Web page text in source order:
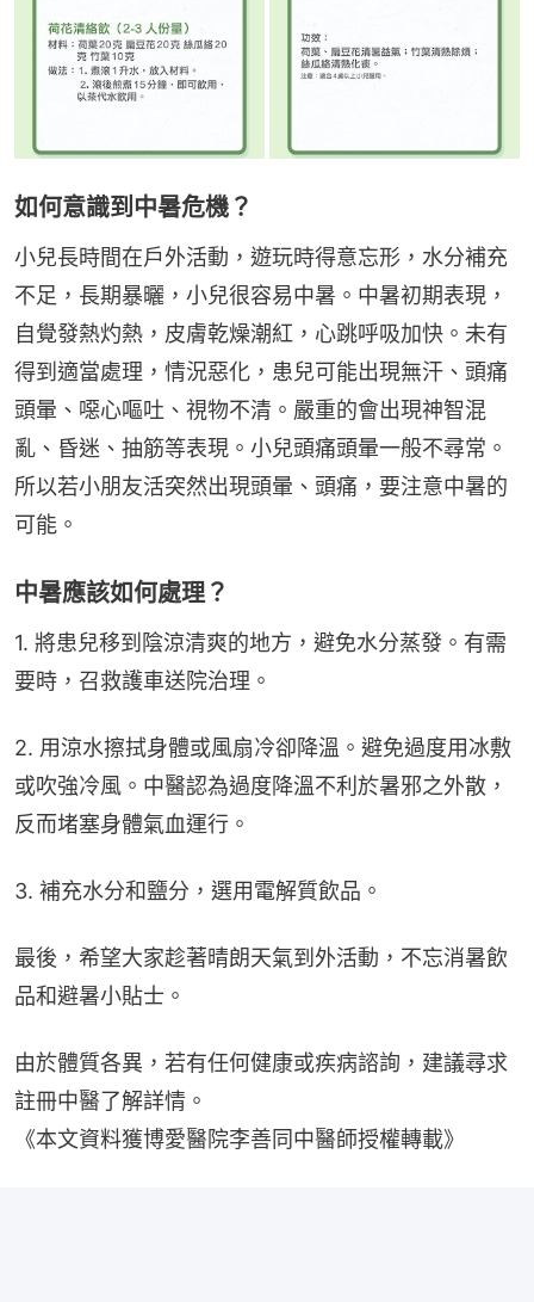
如何意識到中暑危機？
小兒長時間在戶外活動，遊玩時得意忘形，水分補充
不足，長期暴曬，小兒很容易中暑。中暑初期表現，
自覺發熱灼熱，皮膚乾燥潮紅，心跳呼吸加快。未有
得到適當處理，情況惡化，患兒可能出現無汗、頭痛
頭暈、噁心嘔吐、視物不清。嚴重的會出現神智混
亂、昏迷、抽筋等表現。小兒頭痛頭暈一般不尋常。
所以若小朋友活突然出現頭暈、頭痛，要注意中暑的
可能。
中暑應該如何處理？
1. 將患兒移到陰涼清爽的地方，避免水分蒸發。有需
要時，召救護車送院治理。
2. 用涼水擦拭身體或風扇冷卻降溫。避免過度用冰敷
或吹強冷風。中醫認為過度降溫不利於暑邪之外散，
反而堵塞身體氣血運行。
3. 補充水分和鹽分，選用電解質飲品。
最後，希望大家趁著晴朗天氣到外活動，不忘消暑飲
品和避暑小貼士。
由於體質各異，若有任何健康或疾病諮詢，建議尋求
註冊中醫了解詳情。
《本文資料獲博愛醫院李善同中醫師授權轉載》